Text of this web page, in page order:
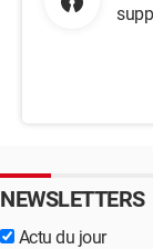
NEWSLETTERS
Actu du jour